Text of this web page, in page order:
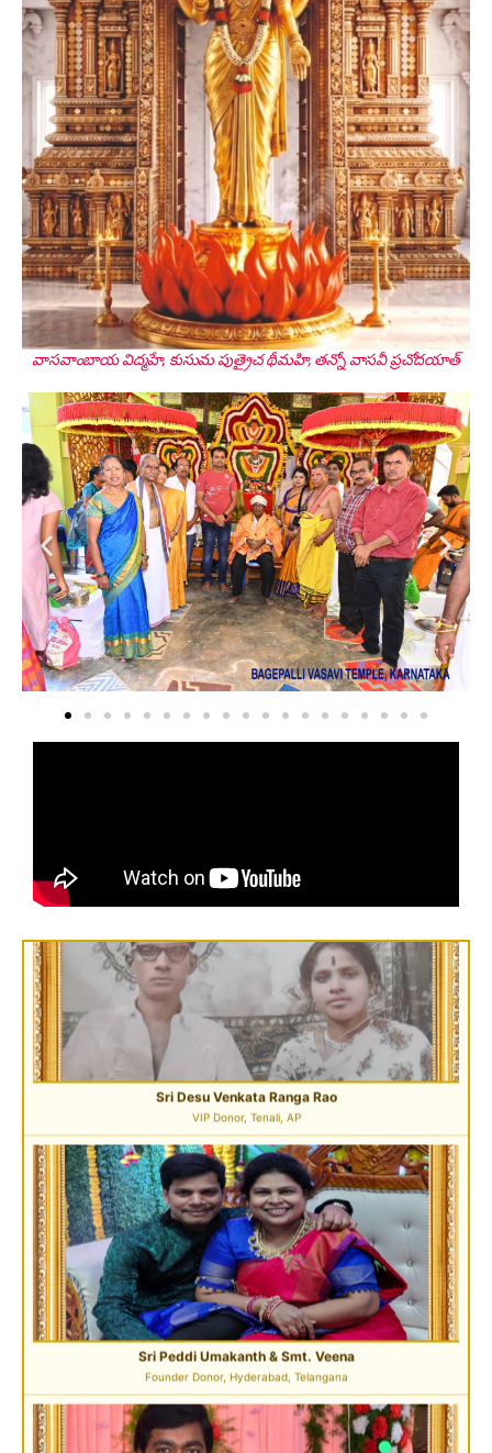
వాసవాంబాయ విద్మహే, కుసుమ పుత్రైచ థీమహి, తన్నో వాసవీ ప్రచోదయాత్
Smt. Sahithi Suman
Founder Donor, Germany
Smt. Shwetha Ganjam
Global Secretary, Bagepalli
Sri Perla Satyanarayana
Founder Donor, USA
Sri Desu Venkata Ranga Rao
VIP Donor, Tenali, AP
Sri Peddi Umakanth & Smt. Veena
Founder Donor, Hyderabad, Telangana
Sri Pavan Gupta
VIP Donor & TG State President, Hyderabad